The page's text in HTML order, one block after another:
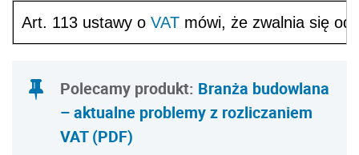
Art. 113 ustawy o VAT mówi, że zwalnia się
Polecamy produkt: Branża budowlana
– aktualne problemy z rozliczaniem
VAT (PDF)